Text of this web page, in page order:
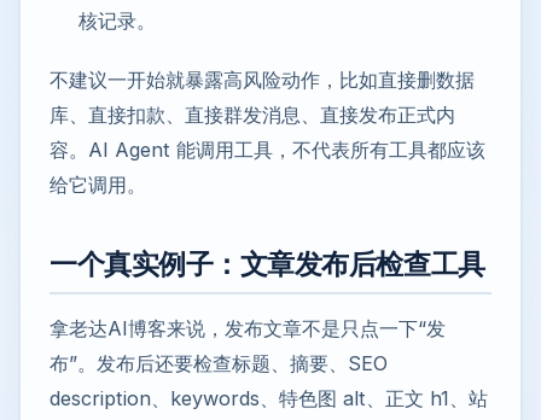
核记录。
不建议一开始就暴露高风险动作，比如直接删数据
库、直接扣款、直接群发消息、直接发布正式内
容。AI Agent 能调用工具，不代表所有工具都应该
给它调用。
一个真实例子：文章发布后检查工具
拿老达AI博客来说，发布文章不是只点一下“发
布”。发布后还要检查标题、摘要、SEO
description、keywords、特色图 alt、正文 h1、站